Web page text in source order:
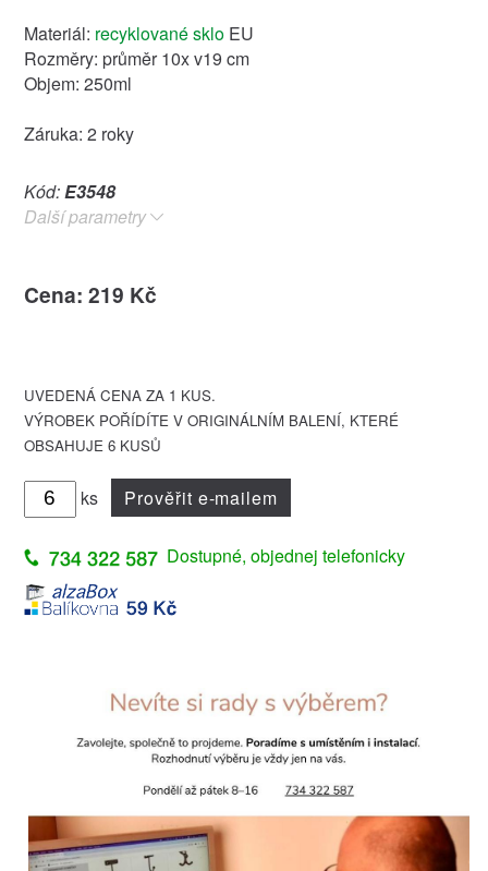
Materiál: recyklované skloEU
Rozměry: průměr 10x v19 cm
Objem: 250ml
Záruka: 2 roky
Kód:E3548
Další parametry
Cena: 219 Kč
UVEDENÁ CENA ZA 1 KUS.
VÝROBEK POŘÍDÍTE V ORIGINÁLNÍM BALENÍ, KTERÉ
OBSAHUJE 6 KUSŮ
ks Prověřit e-mailem
Dostupné, objednej telefonicky